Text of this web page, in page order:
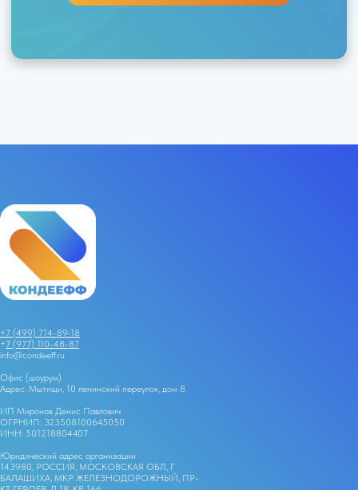
+7 (499) 714-89-18
+7 (977) 110-48-87
info@condeeff.ru
Офис (шоурум)
Адрес: Мытищи, 10 ленинский переулок, дом 8.
ИП Миронов Денис Павлович
ОГРНИП: 323508100645050
ИНН: 501218804407
Юридический адрес организации
143980, РОССИЯ, МОСКОВСКАЯ ОБЛ, Г
БАЛАШИХА, МКР ЖЕЛЕЗНОДОРОЖНЫЙ, ПР-